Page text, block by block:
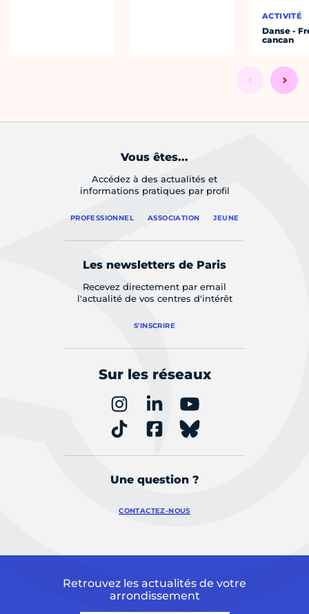
ACTIVITÉ
Danse -
cancan
Vous êtes...
Accédez à des actualités et
informations pratiques par profil
PROFESSIONNEL ASSOCIATION JEUNE
Les newsletters de Paris
Recevez directement par email
l'actualité de vos centres d'intérêt
S'INSCRIRE
Sur les réseaux
Une question ?
CONTACTEZ-NOUS
Retrouvez les actualités de votre
arrondissement